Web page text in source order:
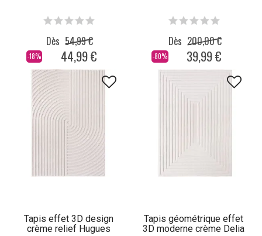
-18%
Dès 54,99 €
44,99 € -80%
Dès 200,00 €
39,99 €
Tapis effet 3D design
crème relief Hugues
Tapis géométrique effet
3D moderne crème Delia